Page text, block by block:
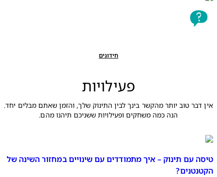
חידונים
פעילויות
אין דבר טוב יותר מהקשר בינך לבין התינוק שלך, והזמן שאתם מבלים יחד.
הנה כמה משחקים ופעילויות ששניכם תיהנו מהם.
טיסה עם תינוק – איך מתמודדים עם שינויים במחזור השינה של
הקטנטנים?